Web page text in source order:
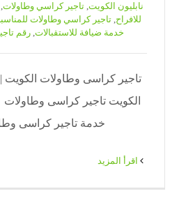
نابليون الكويت,تاجير كراسي وطاولات
للافراح,تاجير كراسي وطاولات
خدمة ضيافة للاستقبالات,رقم
الكويت تاجير كراسى
خدمة تاجير كراسى